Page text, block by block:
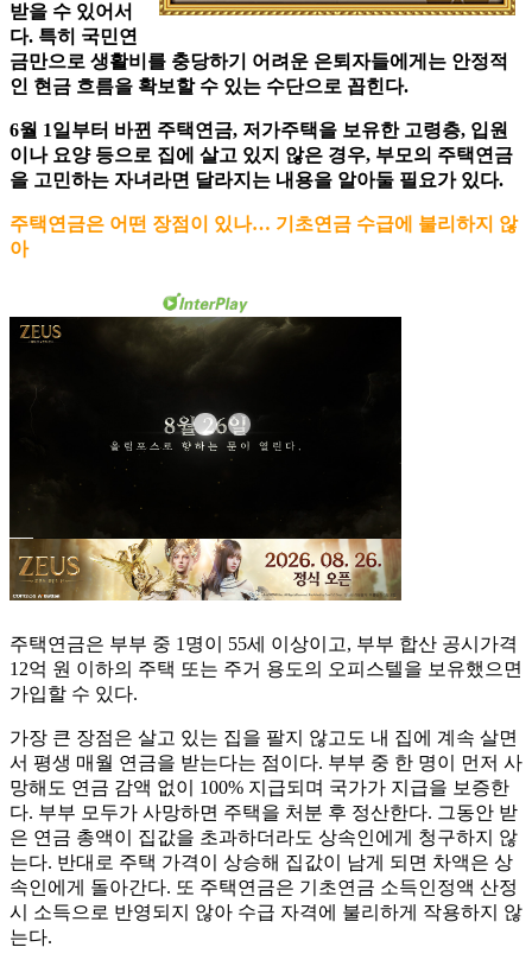
받을 수 있어서
다. 특히 국민연
금만으로 생활비를 충당하기 어려운 은퇴자들에게는 안정적
인 현금 흐름을 확보할 수 있는 수단으로 꼽힌다.
6월 1일부터 바뀐 주택연금, 저가주택을 보유한 고령층, 입원
이나 요양 등으로 집에 살고 있지 않은 경우, 부모의 주택연금
을 고민하는 자녀라면 달라지는 내용을 알아둘 필요가 있다.
주택연금은 어떤 장점이 있나… 기초연금 수급에 불리하지 않
아
주택연금은 부부 중 1명이 55세 이상이고, 부부 합산 공시가격
12억 원 이하의 주택 또는 주거 용도의 오피스텔을 보유했으면
가입할 수 있다.
가장 큰 장점은 살고 있는 집을 팔지 않고도 내 집에 계속 살면
서 평생 매월 연금을 받는다는 점이다. 부부 중 한 명이 먼저 사
망해도 연금 감액 없이 100% 지급되며 국가가 지급을 보증한
다. 부부 모두가 사망하면 주택을 처분 후 정산한다. 그동안 받
은 연금 총액이 집값을 초과하더라도 상속인에게 청구하지 않
는다. 반대로 주택 가격이 상승해 집값이 남게 되면 차액은 상
속인에게 돌아간다. 또 주택연금은 기초연금 소득인정액 산정
시 소득으로 반영되지 않아 수급 자격에 불리하게 작용하지 않
는다.